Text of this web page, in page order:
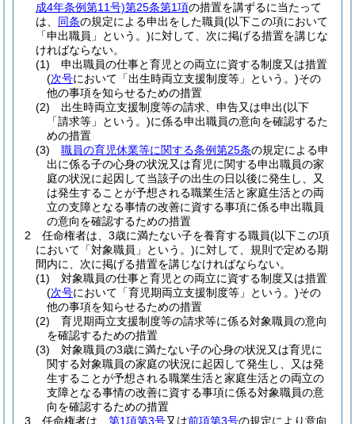
成4年条例第11号)第25条第1項の措置を講ずるに当たって
は、 同条の規定による申出をした職員(以下この項において
「申出職員」という。)に対して、次に掲げる措置を講じな
ければならない。
(1)
申出職員の仕事と育児との両立に資する制度又は措置
(次号において「出生時両立支援制度等」という。)その
他の事項を知らせるための措置
(2)
出生時両立支援制度等の請求、申告又は申出(以下
「請求等」という。)に係る申出職員の意向を確認するた
めの措置
(3)
職員の育児休業等に関する条例第25条の規定による申
出に係る子の心身の状況又は育児に関する申出職員の家
庭の状況に起因して当該子の出生の日以後に発生し、又
は発生することが予想される職業生活と家庭生活との両
立の支障となる事情の改善に資する事項に係る申出職員
の意向を確認するための措置
2
任命権者は、3歳に満たない子を養育する職員(以下この項
において「対象職員」という。)に対して、規則で定める期
間内に、次に掲げる措置を講じなければならない。
(1)
対象職員の仕事と育児との両立に資する制度又は措置
(次号において「育児期両立支援制度等」という。)その
他の事項を知らせるための措置
(2)
育児期両立支援制度等の請求等に係る対象職員の意向
を確認するための措置
(3)
対象職員の3歳に満たない子の心身の状況又は育児に
関する対象職員の家庭の状況に起因して発生し、又は発
生することが予想される職業生活と家庭生活との両立の
支障となる事情の改善に資する事項に係る対象職員の意
向を確認するための措置
3
任命権者は、 第1項第3号又は前項第3号の規定により意向